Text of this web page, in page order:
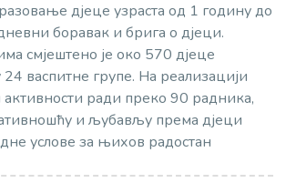
дјеце узраста од 1 годину до
боравак и брига о дјеци.
смјештено је око 570 дјеце
васпитне групе. На реализацији
активности ради преко 90 радника,
и љубављу према дјеци
услове за њихов радостан